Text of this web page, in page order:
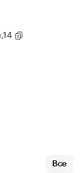
Все